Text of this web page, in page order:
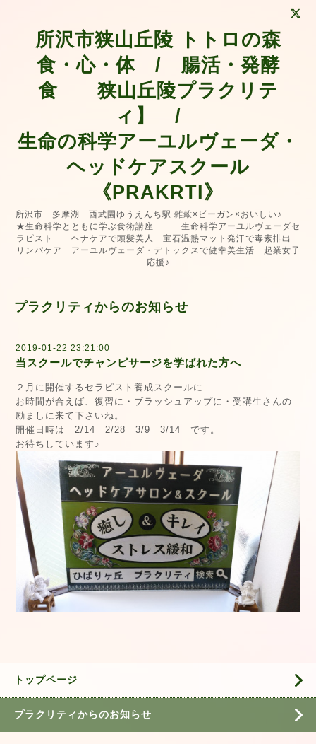
所沢市狭山丘陵 トトロの森
食・心・体 / 腸活・発酵
食 狭山丘陵プラクリテ
ィ】 /
生命の科学アーユルヴェーダ・
ヘッドケアスクール
《PRAKRTI》
所沢市 多摩湖 西武園ゆうえんち駅 雑穀×ビーガン×おいしい♪
★生命科学とともに学ぶ食術講座 生命科学アーユルヴェーダセ
ラピスト ヘナケアで頭髪美人 宝石温熱マット発汗で毒素排出
リンパケア アーユルヴェーダ・デトックスで健幸美生活 起業女子
応援♪
プラクリティからのお知らせ
2019-01-22 23:21:00
当スクールでチャンピサージを学ばれた方へ
２月に開催するセラピスト養成スクールに
お時間が合えば、復習に・ブラッシュアップに・受講生さんの
励ましに来て下さいね。
開催日時は 2/14 2/28 3/9 3/14 です。
お待ちしています♪
トップページ
プラクリティからのお知らせ